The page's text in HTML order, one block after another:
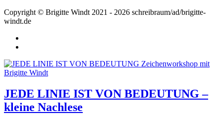
Copyright © Brigitte Windt 2021 - 2026 schreibraum/ad/brigitte-
windt.de
JEDE LINIE IST VON BEDEUTUNG –
kleine Nachlese